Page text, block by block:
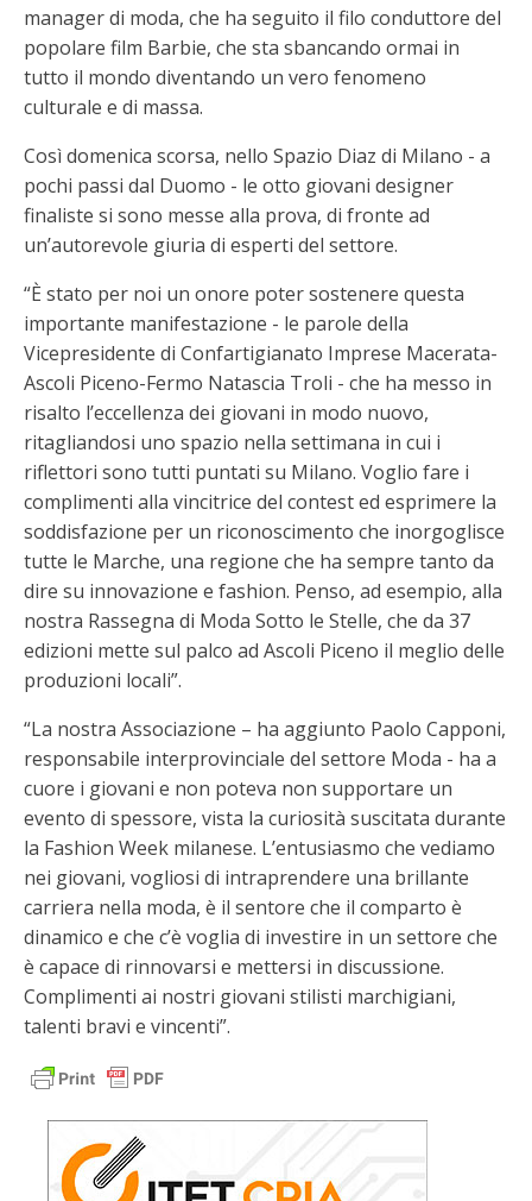
manager di moda, che ha seguito il filo conduttore del
popolare film Barbie, che sta sbancando ormai in
tutto il mondo diventando un vero fenomeno
culturale e di massa.
Così domenica scorsa, nello Spazio Diaz di Milano - a
pochi passi dal Duomo - le otto giovani designer
finaliste si sono messe alla prova, di fronte ad
un’autorevole giuria di esperti del settore.
“È stato per noi un onore poter sostenere questa
importante manifestazione - le parole della
Vicepresidente di Confartigianato Imprese Macerata-
Ascoli Piceno-Fermo Natascia Troli - che ha messo in
risalto l’eccellenza dei giovani in modo nuovo,
ritagliandosi uno spazio nella settimana in cui i
riflettori sono tutti puntati su Milano. Voglio fare i
complimenti alla vincitrice del contest ed esprimere la
soddisfazione per un riconoscimento che inorgoglisce
tutte le Marche, una regione che ha sempre tanto da
dire su innovazione e fashion. Penso, ad esempio, alla
nostra Rassegna di Moda Sotto le Stelle, che da 37
edizioni mette sul palco ad Ascoli Piceno il meglio delle
produzioni locali”.
“La nostra Associazione – ha aggiunto Paolo Capponi,
responsabile interprovinciale del settore Moda - ha a
cuore i giovani e non poteva non supportare un
evento di spessore, vista la curiosità suscitata durante
la Fashion Week milanese. L’entusiasmo che vediamo
nei giovani, vogliosi di intraprendere una brillante
carriera nella moda, è il sentore che il comparto è
dinamico e che c’è voglia di investire in un settore che
è capace di rinnovarsi e mettersi in discussione.
Complimenti ai nostri giovani stilisti marchigiani,
talenti bravi e vincenti”.